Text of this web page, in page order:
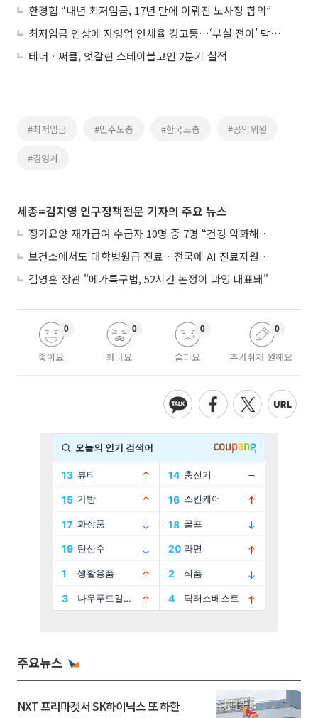
한경협 “내년 최저임금, 17년 만에 이뤄진 노사정 합의”
최저임금 인상에 자영업 연체율 경고등…‘부실 전이’ 막는 은행권
테더ㆍ써클, 엇갈린 스테이블코인 2분기 실적
#최저임금 #민주노총 #한국노총 #공익위원
#경영계
세종=김지영 인구정책전문 기자의 주요 뉴스
장기요양 재가급여 수급자 10명 중 7명 “건강 악화해도 집에서”
보건소에서도 대학병원급 진료…전국에 AI 진료지원도구 보급
김영훈 장관 "메가특구법, 52시간 논쟁이 과잉 대표돼"
좋아요
0
화나요
0
슬퍼요
0
추가취재 원해요
0
주요뉴스
NXT 프리마켓서 SK하이닉스 또 하한